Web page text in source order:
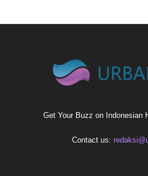
Get Your Buzz on Indonesian
Contact us: